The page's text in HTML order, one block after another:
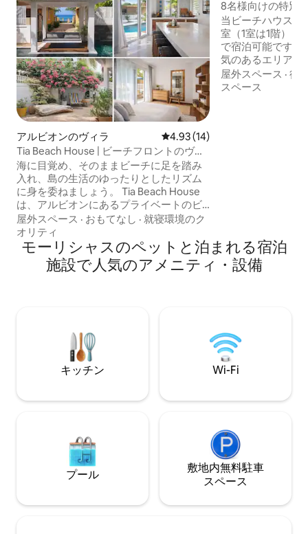
アルビオンのヴィラ レビュー14件、5つ星中4.93つ
4.93 (14)
Tia Beach House | ビーチフロントのヴィ
ラ、プール、ハマム
海に目覚め、そのままビーチに足を踏み
入れ、島の生活のゆったりとしたリズム
に身を委ねましょう。 Tia Beach House
は、アルビオンにあるプライベートのビ
ーチフロントの3ベッドルームの宿泊先
で、それぞれのベッドルームに専用バス
ルームがあり、海辺でゆったりとした
日々を過ごせるように設計されていま
す。プールで泳いだり、海を見渡しなが
朝、裸足の午後、そして一緒に過ごす時
間のために作られたビーチハウス。本物
のモーリシャス！
屋外スペース · おもてなし · 就寝環境のク
オリティ
8名様向けの特別
当ビーチハウスは
室（1室は1階）と
で宿泊可能です。
気のあるエリアに
長い白い砂浜のす
やバーの近くです
屋外スペース ·徒
スペース
モーリシャスのペットと泊まれる宿泊
施設で人気のアメニティ・設備
キッチン Wi-Fi
プール
敷地内無料駐⁠車
ス⁠ペ⁠ー⁠ス